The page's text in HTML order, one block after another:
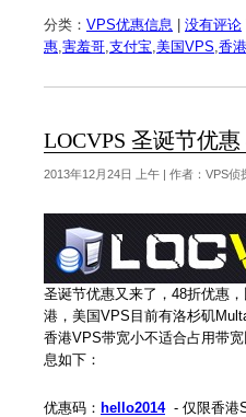
分类： VPS优惠信息 没有评论
惠,害羞哥,支付宝,美国VPS,香
LOCVPS 圣诞节优
2013年12月24日 上午 | 作者：VPS侦
圣诞节优惠又来了，48折优惠，
港，美国VPS目前有洛杉矶
香港VPS带宽小不适合占用带
息如下：
优惠码： hello2014- 仅限香港